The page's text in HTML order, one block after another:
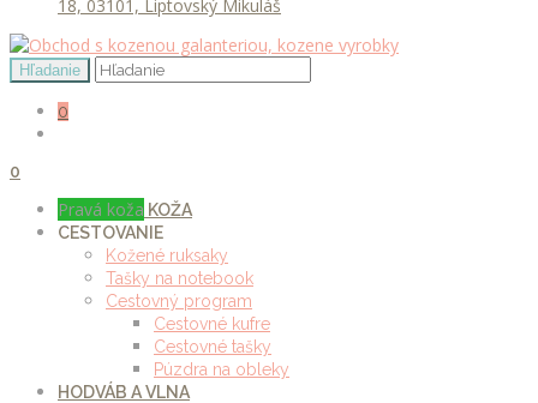
18, 03101, Liptovský Mikuláš
0
0
Pravá koža KOŽA
CESTOVANIE
Kožené ruksaky
Tašky na notebook
Cestovný program
Cestovné kufre
Cestovné tašky
Púzdra na obleky
HODVÁB A VLNA